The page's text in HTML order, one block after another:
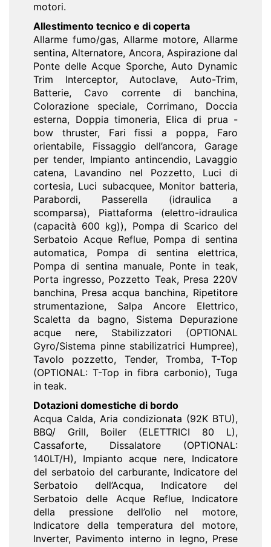
motori.
Allestimento tecnico e di coperta
Allarme fumo/gas, Allarme motore, Allarme
sentina, Alternatore, Ancora, Aspirazione dal
Ponte delle Acque Sporche, Auto Dynamic
Trim Interceptor, Autoclave, Auto-Trim,
Batterie, Cavo corrente di banchina,
Colorazione speciale, Corrimano, Doccia
esterna, Doppia timoneria, Elica di prua -
bow thruster, Fari fissi a poppa, Faro
orientabile, Fissaggio dell’ancora, Garage
per tender, Impianto antincendio, Lavaggio
catena, Lavandino nel Pozzetto, Luci di
cortesia, Luci subacquee, Monitor batteria,
Parabordi, Passerella (idraulica a
scomparsa), Piattaforma (elettro-idraulica
(capacità 600 kg)), Pompa di Scarico del
Serbatoio Acque Reflue, Pompa di sentina
automatica, Pompa di sentina elettrica,
Pompa di sentina manuale, Ponte in teak,
Porta ingresso, Pozzetto Teak, Presa 220V
banchina, Presa acqua banchina, Ripetitore
strumentazione, Salpa Ancore Elettrico,
Scaletta da bagno, Sistema Depurazione
acque nere, Stabilizzatori (OPTIONAL
Gyro/Sistema pinne stabilizatrici Humpree),
Tavolo pozzetto, Tender, Tromba, T-Top
(OPTIONAL: T-Top in fibra carbonio), Tuga
in teak.
Dotazioni domestiche di bordo
Acqua Calda, Aria condizionata (92K BTU),
BBQ/ Grill, Boiler (ELETTRICI 80 L),
Cassaforte, Dissalatore (OPTIONAL:
140LT/H), Impianto acque nere, Indicatore
del serbatoio del carburante, Indicatore del
Serbatoio dell’Acqua, Indicatore del
Serbatoio delle Acque Reflue, Indicatore
della pressione dell’olio nel motore,
Indicatore della temperatura del motore,
Inverter, Pavimento interno in legno, Prese